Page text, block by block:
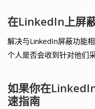
在LinkedIn上屏
解决与LinkedIn屏蔽功能
个人是否会收到针对他们
如果你在
速指南